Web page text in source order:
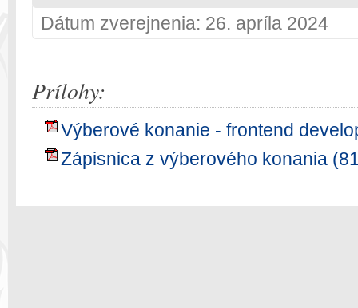
Dátum zverejnenia: 26. apríla 2024
Prílohy:
Výberové konanie - frontend
Zápisnica z výberového konania